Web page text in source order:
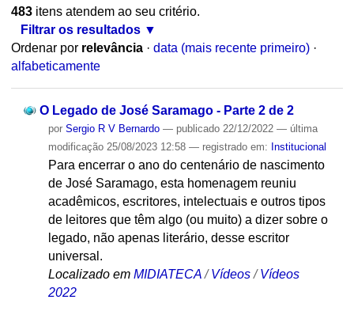
483itens atendem ao seu critério.
Filtrar os resultados
Ordenar por relevância · data (mais recente primeiro) ·
alfabeticamente
O Legado de José Saramago - Parte 2 de 2
por Sergio R V Bernardo — publicado22/12/2022 — última
modificação25/08/2023 12:58 — registrado em: Institucional
Para encerrar o ano do centenário de nascimento
de José Saramago, esta homenagem reuniu
acadêmicos, escritores, intelectuais e outros tipos
de leitores que têm algo (ou muito) a dizer sobre o
legado, não apenas literário, desse escritor
universal.
Localizado em MIDIATECA /Vídeos /Vídeos
2022